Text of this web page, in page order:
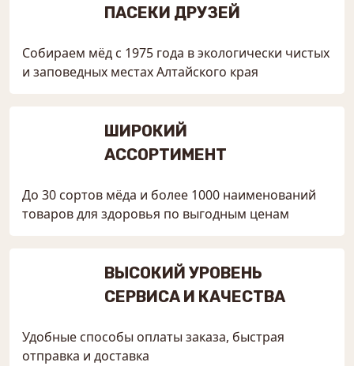
ПАСЕКИ ДРУЗЕЙ
Собираем мёд с 1975 года в экологически чистых
и заповедных местах Алтайского края
ШИРОКИЙ
АССОРТИМЕНТ
До 30 сортов мёда и более 1000 наименований
товаров для здоровья по выгодным ценам
ВЫСОКИЙ УРОВЕНЬ
СЕРВИСА И КАЧЕСТВА
Удобные способы оплаты заказа, быстрая
отправка и доставка